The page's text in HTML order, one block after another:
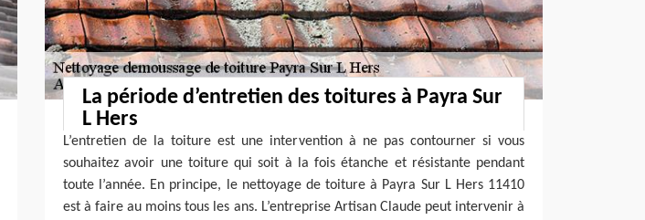
La période d’entretien des toitures à Payra Sur
L Hers
L’entretien de la toiture est une intervention à ne pas contourner si vous
souhaitez avoir une toiture qui soit à la fois étanche et résistante pendant
toute l’année. En principe, le nettoyage de toiture à Payra Sur L Hers 11410
est à faire au moins tous les ans. L’entreprise Artisan Claude peut intervenir à